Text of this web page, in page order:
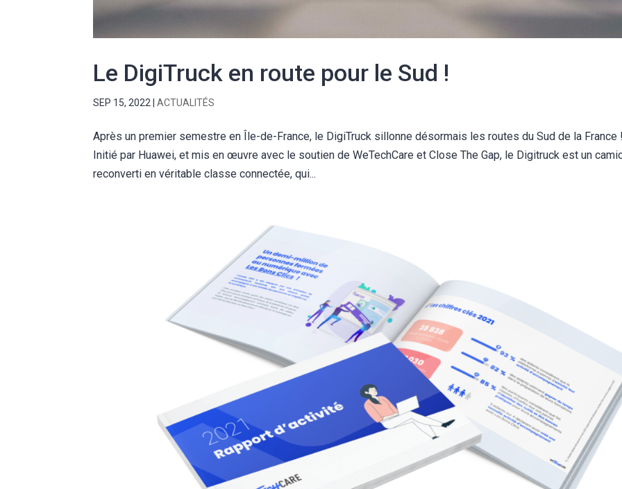
Le DigiTruck en route pour le Sud !
SEP 15, 2022 |ACTUALITÉS
Après un premier semestre en Île-de-France, le DigiTruck sillonne désormais les routes du Sud de la France
Initié par Huawei, et mis en œuvre avec le soutien de WeTechCare et Close The Gap, le Digitruck est un
reconverti en véritable classe connectée, qui...